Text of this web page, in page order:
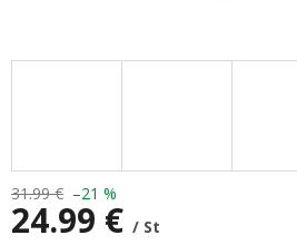
31.99 € –21 %
24.99 € / St